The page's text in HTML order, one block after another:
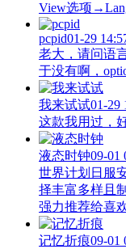
View‌选项
pcpid01-29
老大，请问语
于没有啊，
我来试试01-29
这款我用过，
液态时钟09-01
世界计划日服
择丰富多样且
强力推荐给喜
记忆折痕09-01